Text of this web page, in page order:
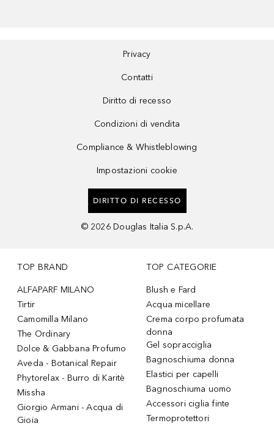
Privacy
Contatti
Diritto di recesso
Condizioni di vendita
Compliance & Whistleblowing
Impostazioni cookie
DIRITTO DI RECESSO
© 2026 Douglas Italia S.p.A.
TOP BRAND
ALFAPARF MILANO
Tirtir
Camomilla Milano
The Ordinary
Dolce & Gabbana Profumo
Aveda - Botanical Repair
Phytorelax - Burro di Karitè
Missha
Giorgio Armani - Acqua di
Gioia
TOP CATEGORIE
Blush e Fard
Acqua micellare
Crema corpo profumata
donna
Gel sopracciglia
Bagnoschiuma donna
Elastici per capelli
Bagnoschiuma uomo
Accessori ciglia finte
Termoprotettori